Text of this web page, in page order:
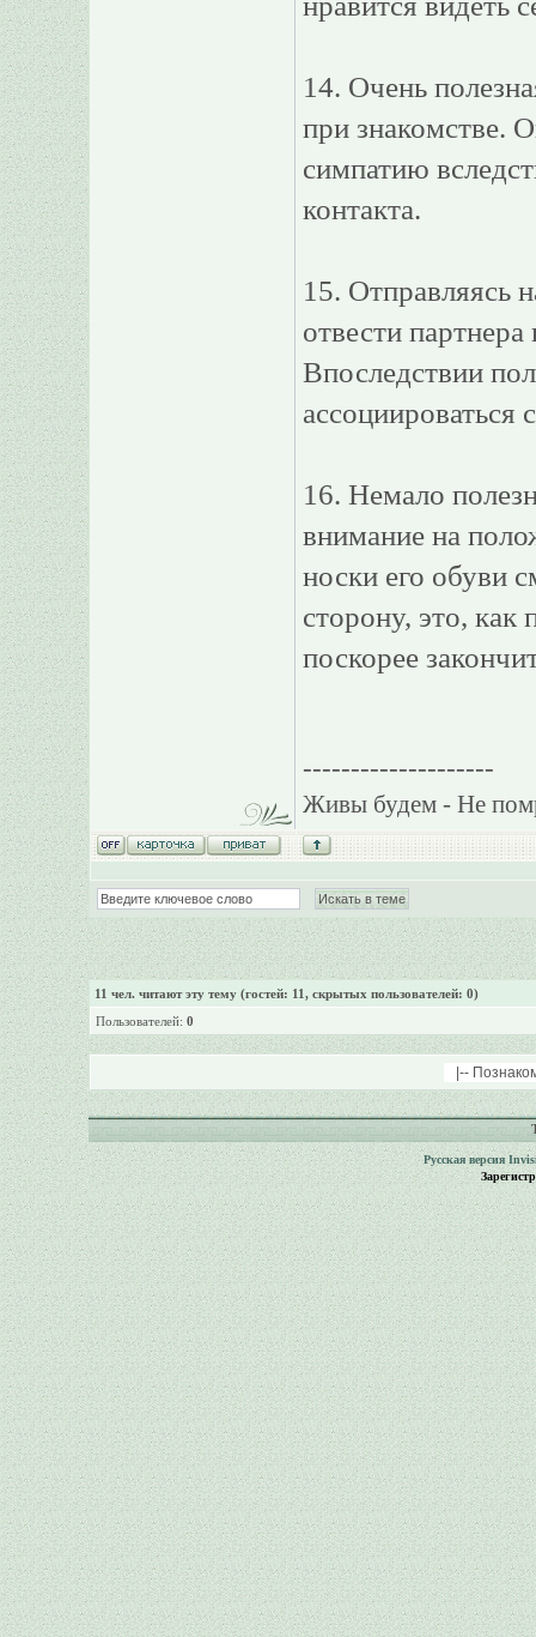
14. Очень
при знакомстве.
симпатию
контакта.
15. Отправляясь
отвести партнера
Впоследствии
ассоциироваться
16. Немало
внимание на
носки его обуви
сторону, это, как
поскорее
--------------------
Живы будем - Не
11 чел. читают эту тему (гостей: 11, скрытых пользователей: 0)
Пользователей: 0
Русская версия